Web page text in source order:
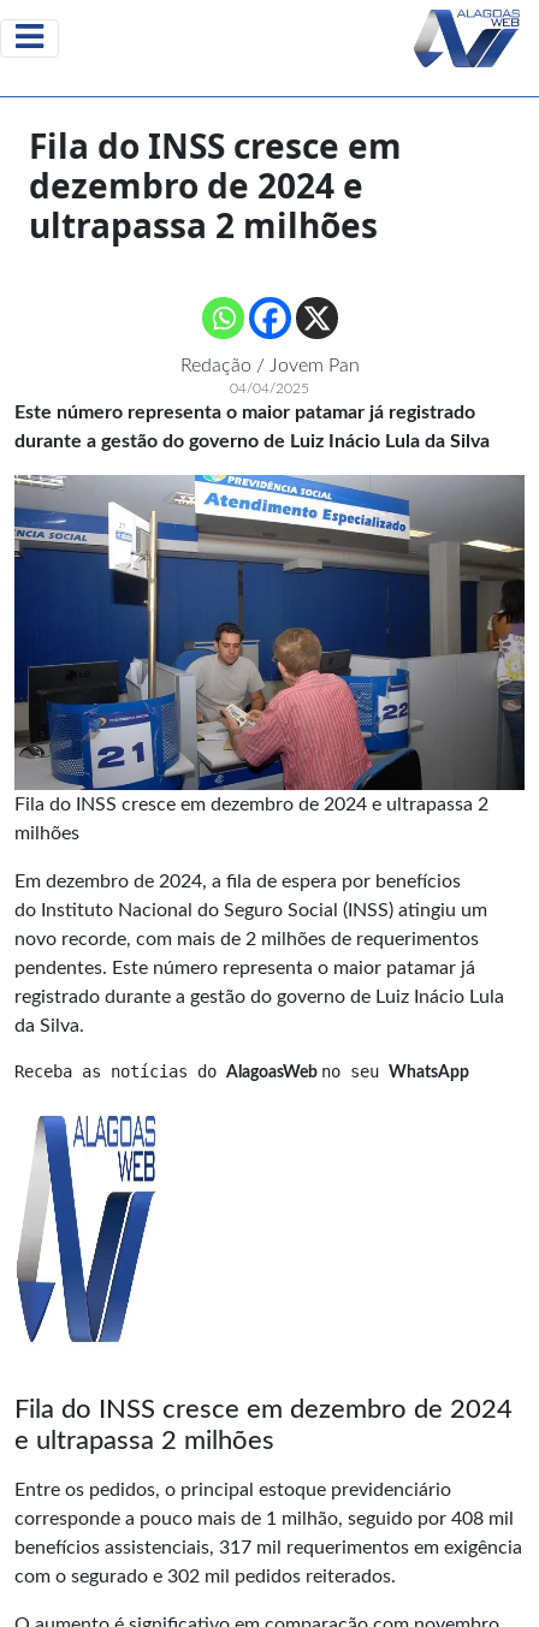
Fila do INSS cresce em
dezembro de 2024 e
ultrapassa 2 milhões
Redação / Jovem Pan
04/04/2025
Este número representa o maior patamar já registrado
durante a gestão do governo de Luiz Inácio Lula da Silva
Fila do INSS cresce em dezembro de 2024 e ultrapassa 2
milhões
Em dezembro de 2024, a fila de espera por benefícios
do Instituto Nacional do Seguro Social (INSS) atingiu um
novo recorde, com mais de 2 milhões de requerimentos
pendentes. Este número representa o maior patamar já
registrado durante a gestão do governo de Luiz Inácio Lula
da Silva.
Receba as notícias do AlagoasWeb no seu WhatsApp
Fila do INSS cresce em dezembro de 2024
e ultrapassa 2 milhões
Entre os pedidos, o principal estoque previdenciário
corresponde a pouco mais de 1 milhão, seguido por 408 mil
benefícios assistenciais, 317 mil requerimentos em exigência
com o segurado e 302 mil pedidos reiterados.